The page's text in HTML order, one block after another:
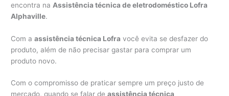
encontra na Assistência técnica de eletrodoméstico Lofra
Alphaville.
Com aassistência técnica Lofra você evita se desfazer do
produto, além de não precisar gastar para comprar um
produto novo.
Com o compromisso de praticar sempre um preço justo de
mercado, quando se falar deassistência técnica